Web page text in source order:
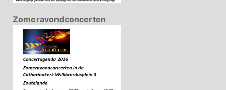
Zomeravondconcerten